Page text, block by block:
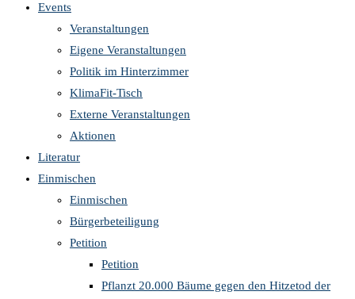
Events
Veranstaltungen
Eigene Veranstaltungen
Politik im Hinterzimmer
KlimaFit-Tisch
Externe Veranstaltungen
Aktionen
Literatur
Einmischen
Einmischen
Bürgerbeteiligung
Petition
Petition
Pflanzt 20.000 Bäume gegen den Hitzetod der